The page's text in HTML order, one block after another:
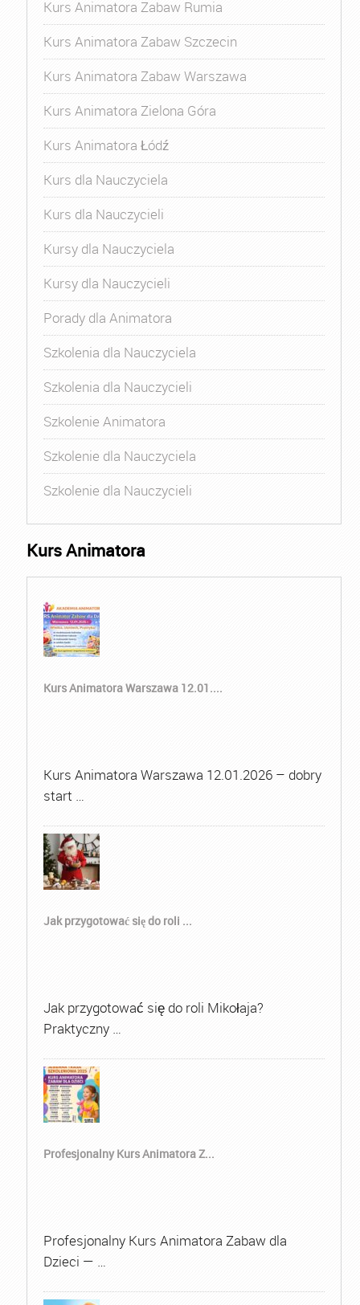
Kurs Animatora Zabaw Rumia
Kurs Animatora Zabaw Szczecin
Kurs Animatora Zabaw Warszawa
Kurs Animatora Zielona Góra
Kurs Animatora Łódź
Kurs dla Nauczyciela
Kurs dla Nauczycieli
Kursy dla Nauczyciela
Kursy dla Nauczycieli
Porady dla Animatora
Szkolenia dla Nauczyciela
Szkolenia dla Nauczycieli
Szkolenie Animatora
Szkolenie dla Nauczyciela
Szkolenie dla Nauczycieli
Kurs Animatora
Kurs Animatora Warszawa 12.01....
Kurs Animatora Warszawa 12.01.2026 – dobry
start …
Jak przygotować się do roli ...
Jak przygotować się do roli Mikołaja?
Praktyczny …
Profesjonalny Kurs Animatora Z...
Profesjonalny Kurs Animatora Zabaw dla
Dzieci — …